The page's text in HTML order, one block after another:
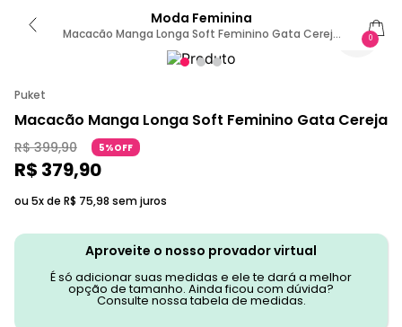
Moda Feminina
Macacão Manga Longa Soft Feminino Gata Cereja
0
Puket
Macacão Manga Longa Soft Feminino Gata Cereja
R$ 399,90 5%OFF
R$ 379,90
ou 5x de R$ 75,98 sem juros
Aproveite o nosso provador virtual
É só adicionar suas medidas e ele te dará a melhor
opção de tamanho. Ainda ficou com dúvida?
Consulte nossa tabela de medidas.